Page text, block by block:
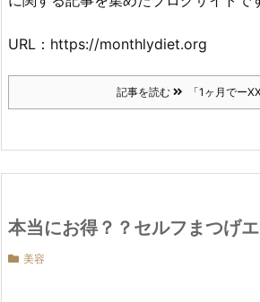
URL：https://monthlydiet.org
記事を読む 「1ヶ月でー
本当にお得？？セルフまつげ
美容